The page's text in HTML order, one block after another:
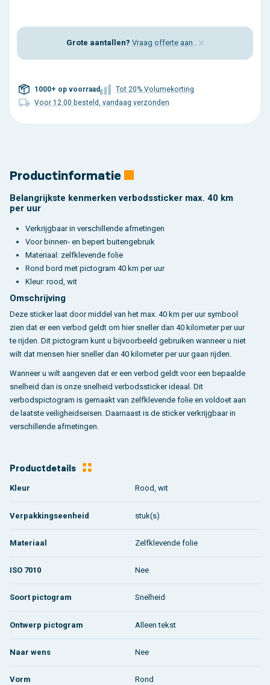
Grote aantallen? Vraag offerte aan . ×
1000+ op voorraad
Tot 20% Volumekorting
Voor 12.00 besteld, vandaag verzonden
Productinformatie
Belangrijkste kenmerken verbodssticker max. 40 km
per uur
Verkrijgbaar in verschillende afmetingen
Voor binnen- en bepert buitengebruik
Materiaal: zelfklevende folie
Rond bord met pictogram 40 km per uur
Kleur: rood, wit
Omschrijving
Deze sticker laat door middel van het max. 40 km per uur symbool
zien dat er een verbod geldt om hier sneller dan 40 kilometer per uur
te rijden. Dit pictogram kunt u bijvoorbeeld gebruiken wanneer u niet
wilt dat mensen hier sneller dan 40 kilometer per uur gaan rijden.
Wanneer u wilt aangeven dat er een verbod geldt voor een bepaalde
snelheid dan is onze snelheid verbodssticker ideaal. Dit
verbodspictogram is gemaakt van zelfklevende folie en voldoet aan
de laatste veiligheidseisen. Daarnaast is de sticker verkrijgbaar in
verschillende afmetingen.
Productdetails
Kleur Rood, wit
Verpakkingseenheid stuk(s)
Materiaal Zelfklevende folie
ISO 7010 Nee
Soort pictogram Snelheid
Ontwerp pictogram Alleen tekst
Naar wens Nee
Vorm Rond